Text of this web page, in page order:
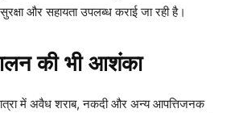
और सहायता उपलब्ध कराई जा रही है।
की भी आशंका
में अवैध शराब, नकदी और अन्य आपत्तिजनक